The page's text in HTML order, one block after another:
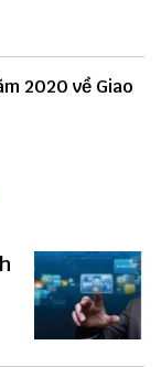
2020 về Giao